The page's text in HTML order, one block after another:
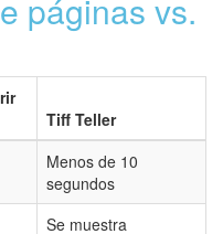
páginas vs.
Tiff Teller
Menos de 10
segundos
Se muestra